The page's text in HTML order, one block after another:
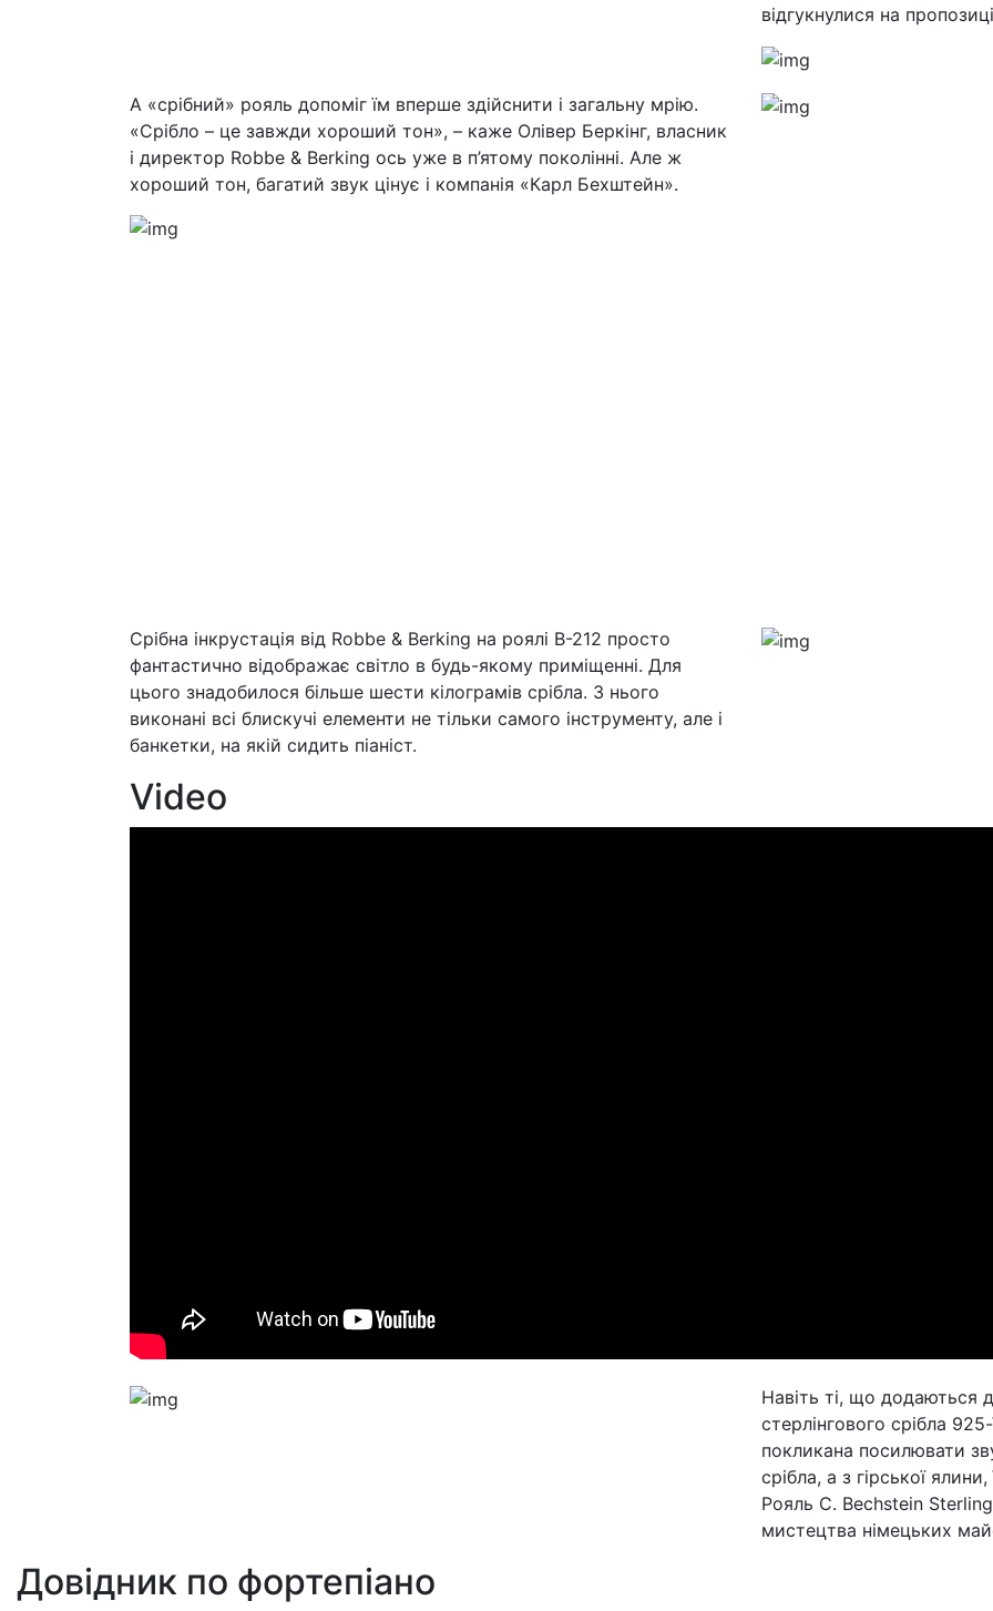
відгукнулися на
A «срібний» рояль допоміг їм вперше здійснити і загальну мрію.
«Срібло – це завжди хороший тон», – каже Олівер Беркінг, власник
і директор Robbe & Berking ось уже в п’ятому поколінні. Але ж
хороший тон, багатий звук цінує і компанія «Карл Бехштейн».
Срібна інкрустація від Robbe & Berking на роялі B-212 просто
фантастично відображає світло в будь-якому приміщенні. Для
цього знадобилося більше шести кілограмів срібла. З нього
виконані всі блискучі елементи не тільки самого інструменту, але і
банкетки, на якій сидить піаніст.
Video
Навіть ті, що додаються
стерлінгового срібла
покликана посилювати
срібла, a з гірської
Рояль C. Bechstein
мистецтва німецьких
Довідник по фортепіано